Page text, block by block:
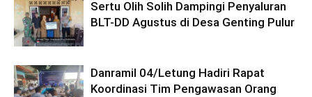
Sertu Olih Solih Dampingi Penyaluran
BLT-DD Agustus di Desa Genting Pulur
Danramil 04/Letung Hadiri Rapat
Koordinasi Tim Pengawasan Orang